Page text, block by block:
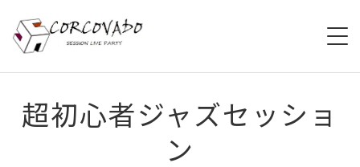
ABOUT
超初心者ジャズセッショ
ン